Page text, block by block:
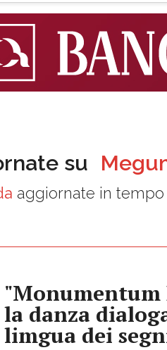
su
aggiornate in
"Monumentum
la danza
limgua dei